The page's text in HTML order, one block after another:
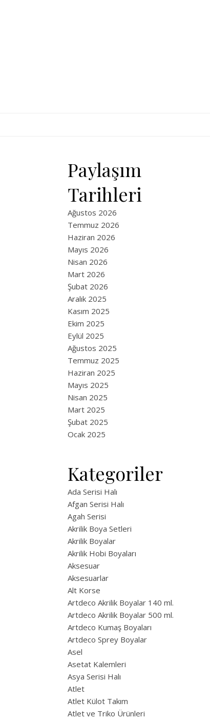
Paylaşım
Tarihleri
Ağustos 2026
Temmuz 2026
Haziran 2026
Mayıs 2026
Nisan 2026
Mart 2026
Şubat 2026
Aralık 2025
Kasım 2025
Ekim 2025
Eylül 2025
Ağustos 2025
Temmuz 2025
Haziran 2025
Mayıs 2025
Nisan 2025
Mart 2025
Şubat 2025
Ocak 2025
Kategoriler
Ada Serisi Halı
Afgan Serisi Halı
Agah Serisi
Akrilik Boya Setleri
Akrilik Boyalar
Akrilik Hobi Boyaları
Aksesuar
Aksesuarlar
Alt Korse
Artdeco Akrilik Boyalar 140 ml.
Artdeco Akrilik Boyalar 500 ml.
Artdeco Kumaş Boyaları
Artdeco Sprey Boyalar
Asel
Asetat Kalemleri
Asya Serisi Halı
Atlet
Atlet Külot Takım
Atlet ve Triko Ürünleri